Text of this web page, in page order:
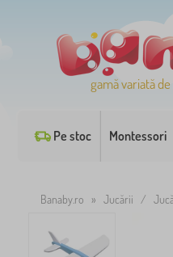
gamă variată
Pe stoc Montessori
Banaby.ro » Jucării /